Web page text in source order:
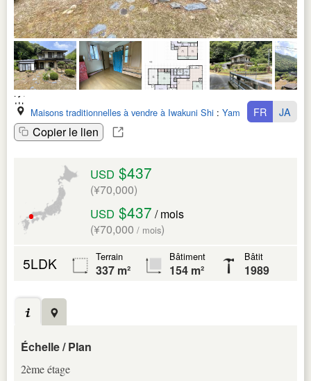
Maisons traditionnelles à vendre à Iwakuni Shi : Yamaguchi Ken
Copier le lien
FR JA
USD $437
(¥70,000)
USD $437 / mois
(¥70,000 / mois)
5LDK Terrain
337 m²
Bâtiment
154 m²
Bâtit
1989
Échelle / Plan
2ème étage